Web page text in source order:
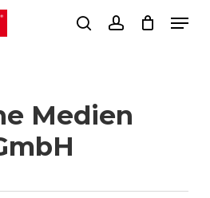
search
Menu
Medien